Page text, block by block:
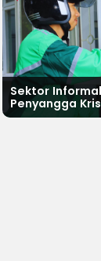
Sektor
Penyangga